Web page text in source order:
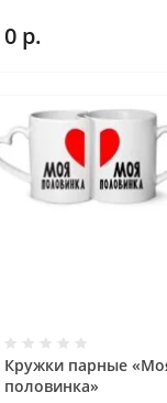
0 р.
Кружки парные
половинка»